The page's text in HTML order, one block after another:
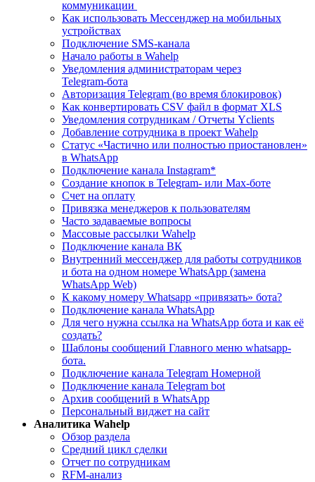
коммуникации
Как использовать Мессенджер на мобильных
устройствах
Подключение SMS‑канала
Начало работы в Wahelp
Уведомления администраторам через
Telegram‑бота
Авторизация Telegram (во время блокировок)
Как конвертировать CSV файл в формат XLS
Уведомления сотрудникам / Отчеты Yclients
Добавление сотрудника в проект Wahelp
Статус «Частично или полностью приостановлен»
в WhatsApp
Подключение канала Instagram*
Создание кнопок в Telegram- или Max-боте
Счет на оплату
Привязка менеджеров к пользователям
Часто задаваемые вопросы
Массовые рассылки Wahelp
Подключение канала ВК
Внутренний мессенджер для работы сотрудников
и бота на одном номере WhatsApp (замена
WhatsApp Web)
К какому номеру Whatsapp «привязать» бота?
Подключение канала WhatsApp
Для чего нужна ссылка на WhatsApp бота и как её
создать?
Шаблоны сообщений Главного меню whatsapp-
бота.
Подключение канала Telegram Номерной
Подключение канала Telegram bot
Архив сообщений в WhatsApp
Персональный виджет на сайт
Aналитика Wahelp
Обзор раздела
Средний цикл сделки
Отчет по сотрудникам
RFM-анализ